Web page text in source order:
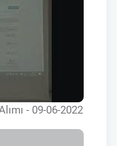
- 09-06-2022